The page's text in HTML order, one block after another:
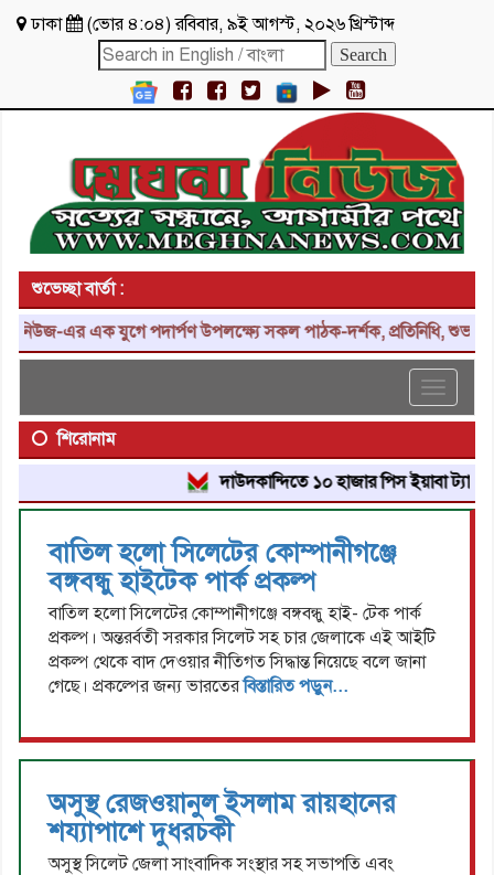
ঢাকা (ভোর ৪:০৪)রবিবার, ৯ই আগস্ট, ২০২৬ খ্রিস্টাব্দ
শুভেচ্ছা বার্তা :
এর এক যুগে পদার্পণ উপলক্ষ্যে সকল পাঠক-দর্শক, প্রতিনিধি,
Toggle
শিরোনাম
দাউদকান্দিতে ১০ হাজার পিস ইয়াবা ট্যাবলেট
বাতিল হলো সিলেটের কোম্পানীগঞ্জে
বঙ্গবন্ধু হাইটেক পার্ক প্রকল্প
বাতিল হলো সিলেটের কোম্পানীগঞ্জে বঙ্গবন্ধু হাই- টেক পার্ক
প্রকল্প। অন্তরর্বতী সরকার সিলেট সহ চার জেলাকে এই আইটি
প্রকল্প থেকে বাদ দেওয়ার নীতিগত সিদ্ধান্ত নিয়েছে বলে জানা
গেছে। প্রকল্পের জন্য ভারতেরবিস্তারিত পড়ুন...
অসুস্থ রেজওয়ানুল ইসলাম রায়হানের
শয্যাপাশে দুধরচকী
অসুস্থ সিলেট জেলা সাংবাদিক সংস্থার সহ সভাপতি এবং